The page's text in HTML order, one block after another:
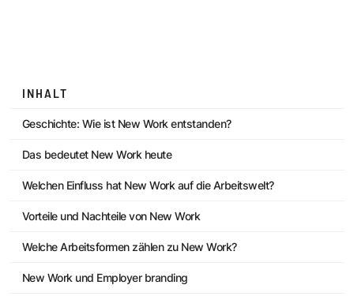
INHALT
Geschichte: Wie ist New Work entstanden?
Das bedeutet New Work heute
Welchen Einfluss hat New Work auf die Arbeitswelt?
Vorteile und Nachteile von New Work
Welche Arbeitsformen zählen zu New Work?
New Work und Employer branding